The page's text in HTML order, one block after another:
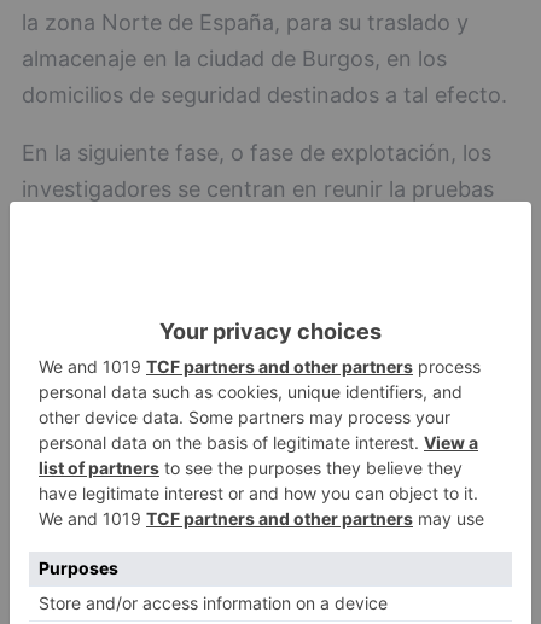
la zona Norte de España, para su traslado y
almacenaje en la ciudad de Burgos, en los
domicilios de seguridad destinados a tal efecto.
En la siguiente fase, o fase de explotación, los
investigadores se centran en reunir la pruebas
mayor celeridad, ya que cada día que pase, esta
sustancia continua haciendo estragos en la
sociedad, por lo que se trata con la mayor
brevedad llevar a cabo lo anterior.
Hecho que tiene lugar el pasado día 9 del mes
en curso, cuando se procede a la detención de
los cuatro miembros, cuando tanto el jefe como
su chofer, se disponían en compañía del hijo